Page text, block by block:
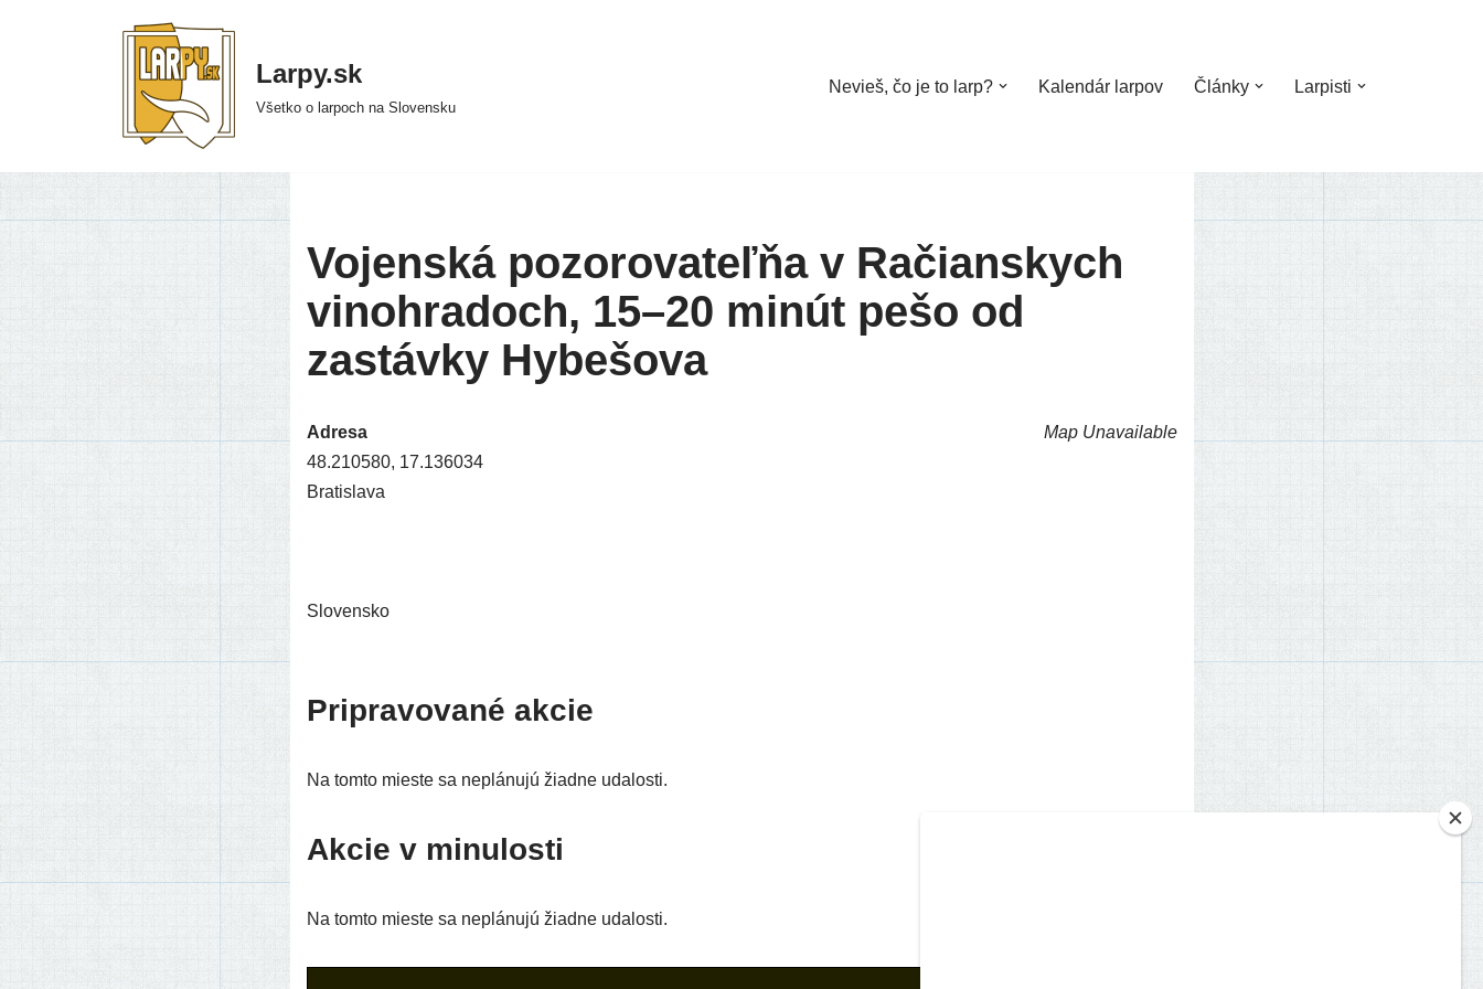
Larpy.sk
Všetko o larpoch na Slovensku
Nevieš, čo je to larp? Kalendár larpov Články Larpisti
Vojenská pozorovateľňa v Račianskych
vinohradoch, 15–20 minút pešo od
zastávky Hybešova
Map Unavailable
Adresa
48.210580, 17.136034
Bratislava
Slovensko
Pripravované akcie
Na tom­to mies­te sa neplá­nu­jú žiad­ne udalosti.
Akcie v minulosti
Na tom­to mies­te sa neplá­nu­jú žiad­ne udalosti.